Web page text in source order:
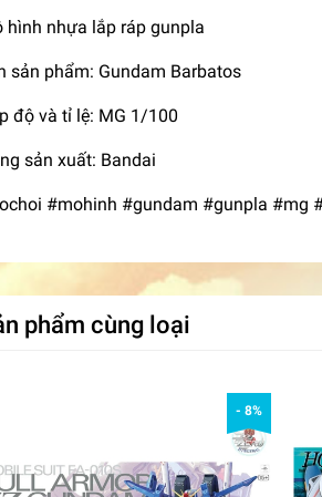
hình nhựa lắp ráp gunpla
sản phẩm: Gundam Barbatos
độ và tỉ lệ: MG 1/100
sản xuất: Bandai
#mohinh #gundam #gunpla #mg
phẩm cùng loại
- 8%